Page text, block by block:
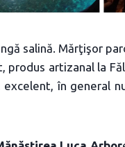
salină. Mărţişor
artizanal la
în general